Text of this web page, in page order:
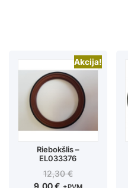
Akcija!
Riebokšlis –
EL033376
12,30€
9,00€